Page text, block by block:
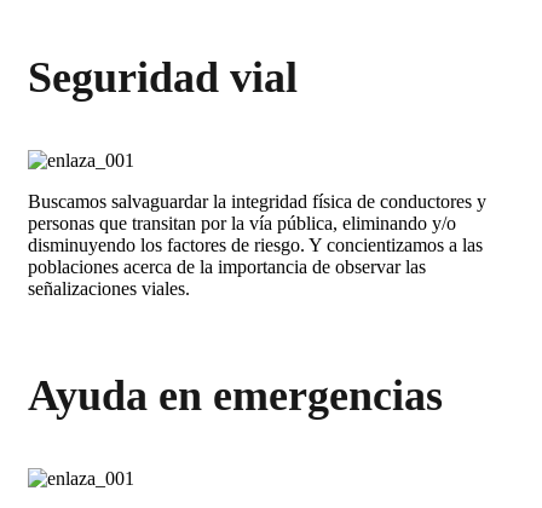
Seguridad vial
Buscamos salvaguardar la integridad física de conductores y
personas que transitan por la vía pública, eliminando y/o
disminuyendo los factores de riesgo. Y concientizamos a las
poblaciones acerca de la importancia de observar las
señalizaciones viales.
Ayuda en emergencias